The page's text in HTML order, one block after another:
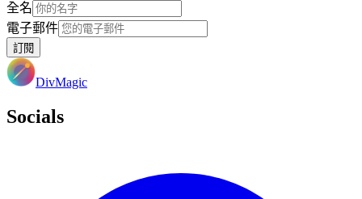
全名
電子郵件
訂閱
DivMagic
Socials